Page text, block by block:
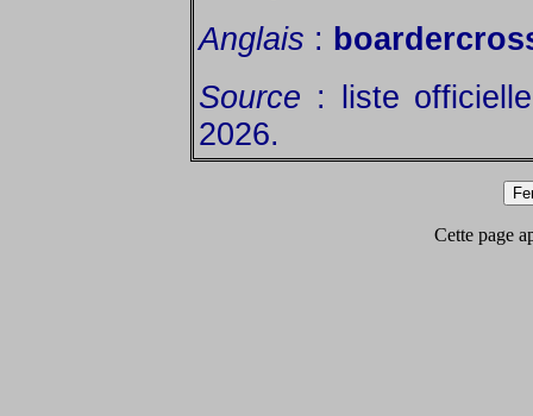
Anglais :
Source : liste
2026.
Cette page